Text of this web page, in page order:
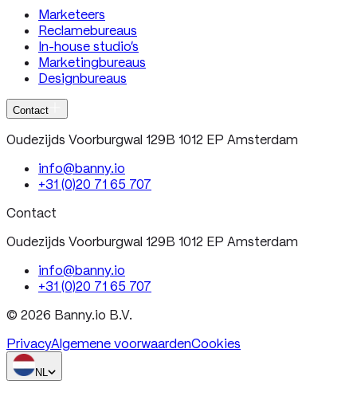
Marketeers
Reclamebureaus
In-house studio’s
Marketingbureaus
Designbureaus
Contact
Oudezijds Voorburgwal 129B 1012 EP Amsterdam
info@banny.io
+31 (0)20 71 65 707
Contact
Oudezijds Voorburgwal 129B 1012 EP Amsterdam
info@banny.io
+31 (0)20 71 65 707
© 2026 Banny.io B.V.
PrivacyAlgemene voorwaardenCookies
NL